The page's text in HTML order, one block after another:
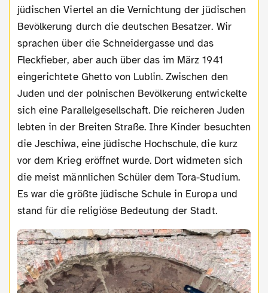
jüdischen Viertel an die Vernichtung der jüdischen
Bevölkerung durch die deutschen Besatzer. Wir
sprachen über die Schneidergasse und das
Fleckfieber, aber auch über das im März 1941
eingerichtete Ghetto von Lublin. Zwischen den
Juden und der polnischen Bevölkerung entwickelte
sich eine Parallelgesellschaft. Die reicheren Juden
lebten in der Breiten Straße. Ihre Kinder besuchten
die Jeschiwa, eine jüdische Hochschule, die kurz
vor dem Krieg eröffnet wurde. Dort widmeten sich
die meist männlichen Schüler dem Tora-Studium.
Es war die größte jüdische Schule in Europa und
stand für die religiöse Bedeutung der Stadt.